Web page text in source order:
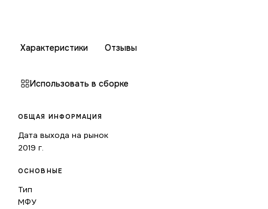
Характеристики Отзывы
Использовать в сборке
ОБЩАЯ ИНФОРМАЦИЯ
Дата выхода на рынок
2019 г.
ОСНОВНЫЕ
Тип
МФУ